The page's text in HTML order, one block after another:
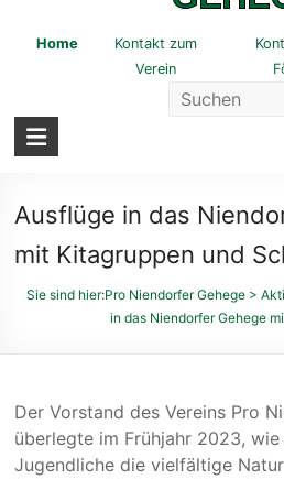
Pro
Gehege
Schutz
des
Geheges
Feldmarken
e.
V.
Home
Kontakt zum
Verein
Ausflüge in das
mit Kitagruppen und
Sie sind hier:Pro Niendorfer Gehege>
in das Niendorfer Gehege
Der Vorstand des Vereins Pro
überlegte im Frühjahr 2023,
Jugendliche die vielfältige